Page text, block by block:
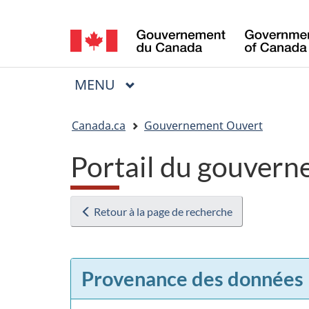
de
la
langue
Menu
MENU PRINCIPAL
Canada.ca Gouvernement Ouvert
Portail du
Retour à la page de recherche
Provenance des données